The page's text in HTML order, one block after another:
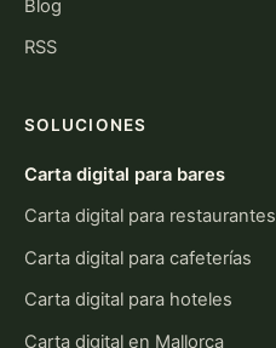
Blog
RSS
SOLUCIONES
Carta digital para bares
Carta digital para restaurantes
Carta digital para cafeterías
Carta digital para hoteles
Carta digital en Mallorca